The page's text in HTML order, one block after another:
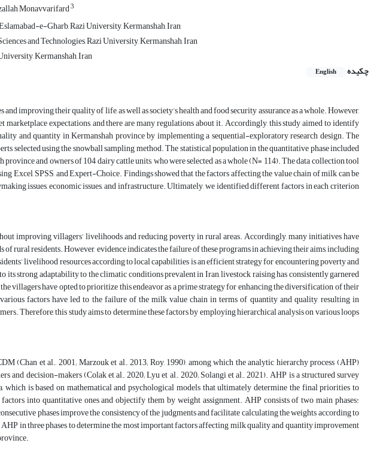
Monavvarifard3
e-Gharb, Razi University, Kermanshah, Iran
and Technologies, Razi University, Kermanshah, Iran
Kermanshah, Iran
چکیده
English
improving their quality of life, as well as society’s health and food security assurance as a whole. However,
expectations, and there are many regulations about it. Accordingly, this study aimed to identify
and quantity in Kermanshah province by implementing a sequential-exploratory research design. The
selected using the snowball sampling method. The statistical population in the quantitative phase included
and owners of 104 dairy cattle units, who were selected as a whole (N= 114). The data collection tool
Excel, SPSS, and Expert-Choice. Findings showed that the factors affecting the value chain of milk can be
issues, economic issues, and infrastructure. Ultimately, we identified different factors in each criterion
improving villagers’ livelihoods and reducing poverty in rural areas. Accordingly, many initiatives have
rural residents. However, evidence indicates the failure of these programs in achieving their aims, including
livelihood resources according to local capabilities is an efficient strategy for encountering poverty and
its strong adaptability to the climatic conditions prevalent in Iran, livestock raising has consistently garnered
villagers have opted to prioritize this endeavor as a prime strategy for enhancing the diversification of their
factors have led to the failure of the milk value chain in terms of quantity and quality, resulting in
Therefore, this study aims to determine these factors by employing hierarchical analysis on various loops
(Chan et al., 2001; Marzouk et al., 2013; Roy, 1990), among which the analytic hierarchy process (AHP)
and decision-makers (Colak et al., 2020; Lyu et al., 2020; Solangi et al., 2021). AHP is a structured survey
is based on mathematical and psychological models that ultimately determine the final priorities to
into quantitative ones and objectify them by weight assignment. AHP consists of two main phases:
phases improve the consistency of the judgments and facilitate calculating the weights according to
in three phases to determine the most important factors affecting milk quality and quantity improvement